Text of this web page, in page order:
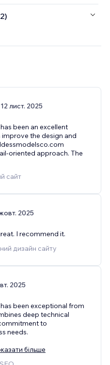
12 лист. 2025
been an excellent
the design and
oriented approach. The
сайт
2025
I recommend it.
дизайн сайту
2025
been exceptional from
deep technical
to
needs.
більше